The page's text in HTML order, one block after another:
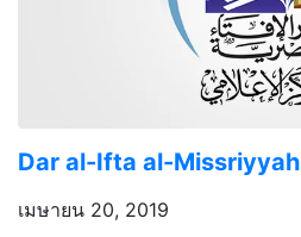
Dar al-Ifta al-Missriyyah
เมษายน 20, 2019